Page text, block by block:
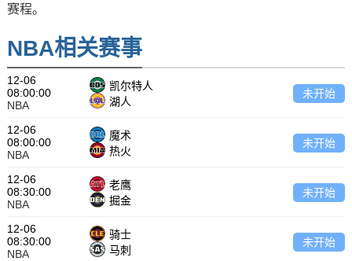
赛程。
NBA相关赛事
12-06
08:00:00
NBA
凯尔特人
湖人
未开始
12-06
08:00:00
NBA
魔术
热火
未开始
12-06
08:30:00
NBA
老鹰
掘金
未开始
12-06
08:30:00
NBA
骑士
马刺
未开始